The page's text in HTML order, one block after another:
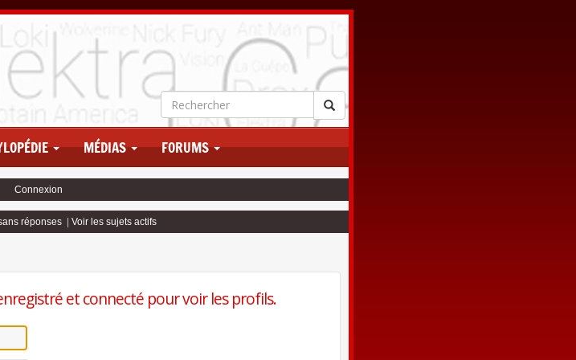
MÉDIAS FORUMS
Connexion
réponses Voir les sujets actifs
et connecté pour voir les profils.